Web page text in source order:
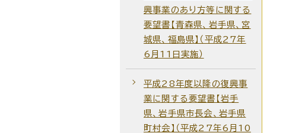
興事業のあり方等に関する
要望書【青森県、岩手県、宮
城県、福島県】（平成27年
6月11日実施）
平成28年度以降の復興事
業に関する要望書【岩手
県、岩手県市長会、岩手県
町村会】（平成27年6月10